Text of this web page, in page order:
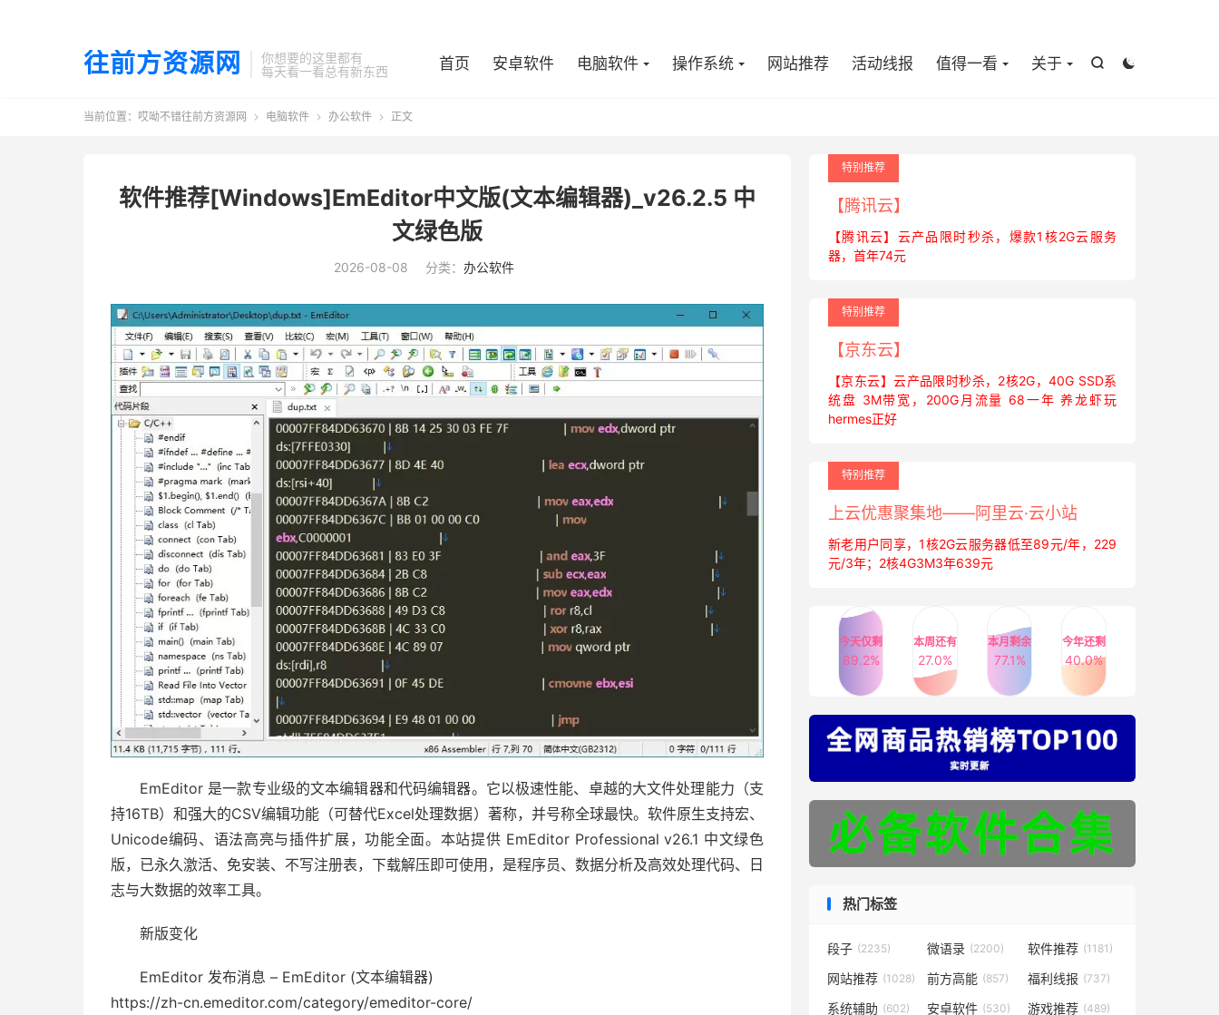
往前方资源网
你想要的这里都有
每天看一看总有新东西


首页 安卓软件 电脑软件 操作系统 网站推荐 活动线报 值得一看 关于
当前位置： 哎呦不错往前方资源网  电脑软件  办公软件  正文
软件推荐[Windows]EmEditor中文版(文本编辑器)_v26.2.5 中
文绿色版
2026-08-08 分类： 办公软件
EmEditor​ 是一款专业级的文本编辑器和代码编辑器。它以极速性能、卓越的大文件处理能力（支
持16TB）和强大的CSV编辑功能（可替代Excel处理数据）著称，并号称全球最快。软件原生支持宏、
Unicode编码、语法高亮与插件扩展，功能全面。本站提供 EmEditor Professional v26.1 中文绿色
版，已永久激活、免安装、不写注册表，下载解压即可使用，是程序员、数据分析及高效处理代码、日
志与大数据的效率工具。
新版变化
EmEditor 发布消息 – EmEditor (文本编辑器)
https://zh-cn.emeditor.com/category/emeditor-core/
特别推荐
【腾讯云】
【腾讯云】云产品限时秒杀，爆款1核2G云服务
器，首年74元
特别推荐
【京东云】
【京东云】云产品限时秒杀，2核2G，40G SSD系
统盘 3M带宽，200G月流量 68一年 养龙虾玩
hermes正好
特别推荐
上云优惠聚集地——阿里云·云小站
新老用户同享，1核2G云服务器低至89元/年，229
元/3年；2核4G3M3年639元
今天仅剩
89.2%
本周还有
27.0%
本月剩余
77.1%
今年还剩
40.0%
热门标签
段子 (2235) 微语录 (2200) 软件推荐 (1181)
网站推荐 (1028) 前方高能 (857) 福利线报 (737)
系统辅助 (602) 安卓软件 (530) 游戏推荐 (489)